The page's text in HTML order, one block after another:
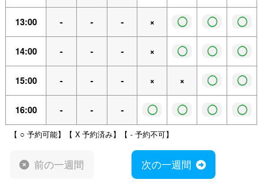
13:00 - - - × ◯ ◯ ◯
14:00 - - - × ◯ ◯ ◯
15:00 - - - × × ◯ ◯
16:00 - - - ◯ ◯ ◯ ◯
【 ○ 予約可能】【 X 予約済み】【 - 予約不可】
前の一週間 次の一週間